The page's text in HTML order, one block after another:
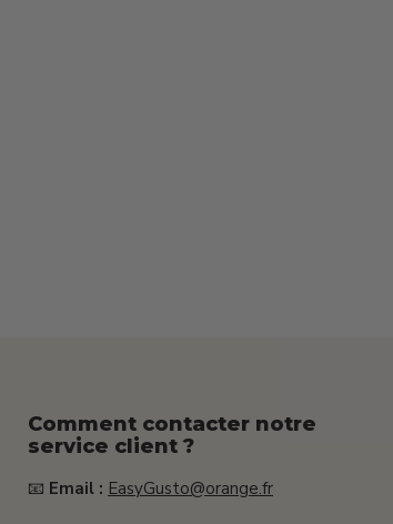
Comment contacter notre
service client ?
📧 Email : EasyGusto@orange.fr